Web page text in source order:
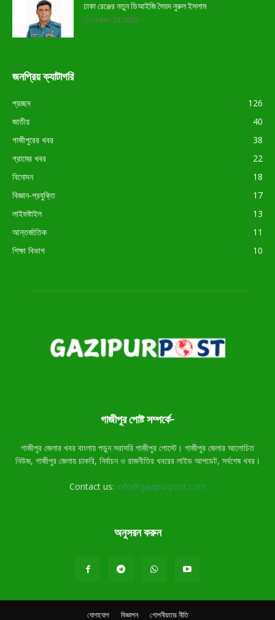
ঢাকা রেঞ্জের নতুন ডিআইজি সৈয়দ নুরুল ইসলাম
October 23, 2022
জনপ্রিয় ক্যাটাগরি
প্রচ্ছদ
126
জাতীয়
40
গাজীপুরের খবর
38
গ্রামের খবর
22
বিনোদন
18
বিজ্ঞান-প্রযুক্তি
17
লাইফষ্টাইল
13
আন্তর্জাতিক
11
শিক্ষা বিভাগ
10
গাজীপুর পোষ্ট সম্পর্কে-
গাজীপুর জেলার খবর বাংলায় পড়ুন সরাসরি গাজীপুর পোস্টে। গাজীপুর জেলার আলোচিত
নিউজ, গাজীপুর জেলায় চাকরি, নির্বাচন ও রাজনীতির খবরের লাইভ আপডেট, সর্বশেষ খবর।
Contact us: info@gazipurpost.com
অনুসরন করুন
যোগাযোগ বিজ্ঞাপন গোপনীয়তার নীতি